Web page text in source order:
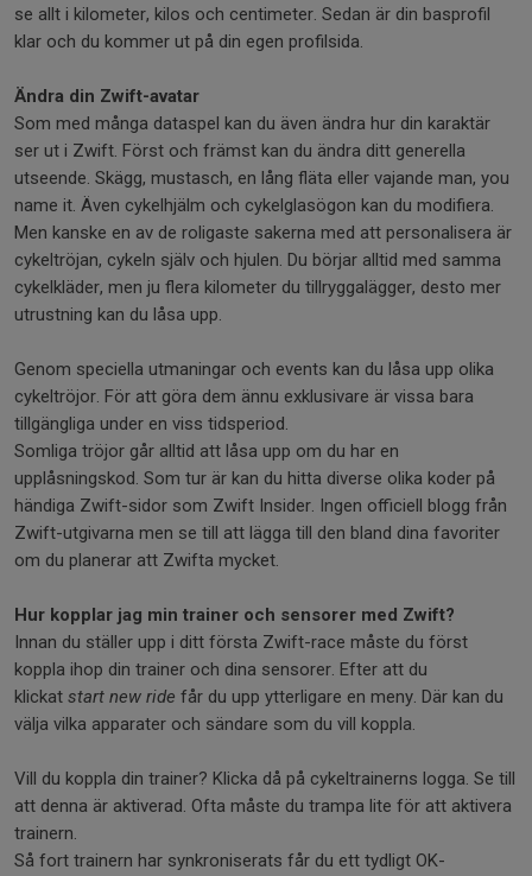
se allt i kilometer, kilos och centimeter. Sedan är din basprofil
klar och du kommer ut på din egen profilsida.
Ändra din Zwift-avatar
Som med många dataspel kan du även ändra hur din karaktär
ser ut i Zwift. Först och främst kan du ändra ditt generella
utseende. Skägg, mustasch, en lång fläta eller vajande man, you
name it. Även cykelhjälm och cykelglasögon kan du modifiera.
Men kanske en av de roligaste sakerna med att personalisera är
cykeltröjan, cykeln själv och hjulen. Du börjar alltid med samma
cykelkläder, men ju flera kilometer du tillryggalägger, desto mer
utrustning kan du låsa upp.
Genom speciella utmaningar och events kan du låsa upp olika
cykeltröjor. För att göra dem ännu exklusivare är vissa bara
tillgängliga under en viss tidsperiod.
Somliga tröjor går alltid att låsa upp om du har en
upplåsningskod. Som tur är kan du hitta diverse olika koder på
händiga Zwift-sidor som Zwift Insider. Ingen officiell blogg från
Zwift-utgivarna men se till att lägga till den bland dina favoriter
om du planerar att Zwifta mycket.
Hur kopplar jag min trainer och sensorer med Zwift?
Innan du ställer upp i ditt första Zwift-race måste du först
koppla ihop din trainer och dina sensorer. Efter att du
klickat start new ride får du upp ytterligare en meny. Där kan du
välja vilka apparater och sändare som du vill koppla.
Vill du koppla din trainer? Klicka då på cykeltrainerns logga. Se till
att denna är aktiverad. Ofta måste du trampa lite för att aktivera
trainern.
Så fort trainern har synkroniserats får du ett tydligt OK-